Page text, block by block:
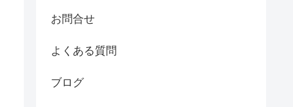
お問合せ
よくある質問
ブログ